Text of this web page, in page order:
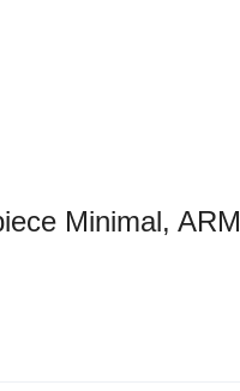
Minimal, ARM